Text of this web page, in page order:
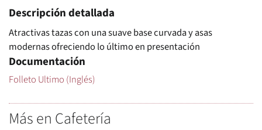
Descripción detallada
Atractivas tazas con una suave base curvada y asas
modernas ofreciendo lo último en presentación
Documentación
Folleto Ultimo (Inglés)
Más en Cafetería